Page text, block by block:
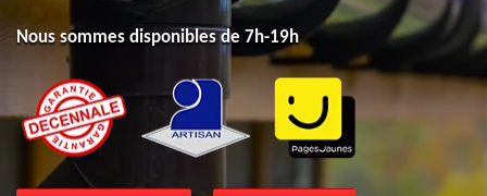
Nous sommes disponibles de 7h-19h